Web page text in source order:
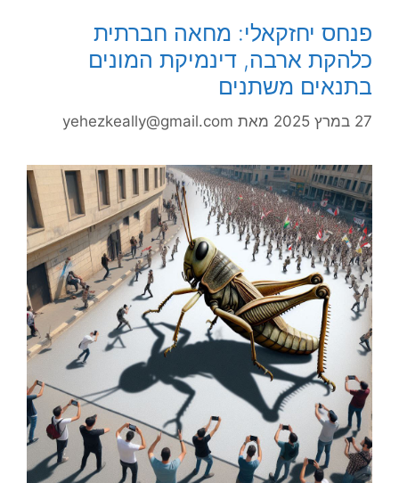
פנחס יחזקאלי: מחאה חברתית
כלהקת ארבה, דינמיקת המונים
בתנאים משתנים
27 במרץ 2025 מאת yehezkeally@gmail.com